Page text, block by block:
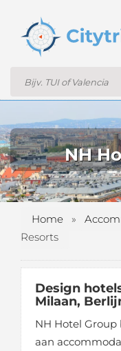
NH
Home »
Resorts
Design
Milaan,
NH Hotel
aan